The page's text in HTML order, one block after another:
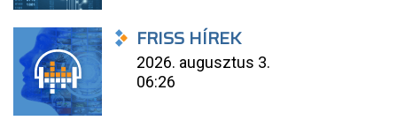
FRISS HÍREK
2026. augusztus 3.
06:26